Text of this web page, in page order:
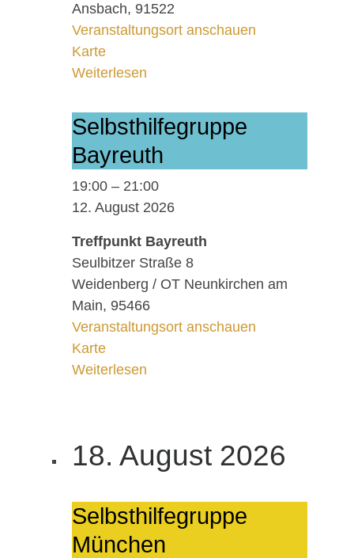
Ansbach, 91522
Veranstaltungsort anschauen
KarteKiss Ansbach
Weiterlesen
Selbst­hil­fe­grup­pe
Bay­reuth
19:00 – 21:00
12. August 2026
Treffpunkt Bayreuth
Seulbitzer Straße 8
Weidenberg / OT Neunkirchen am
Main, 95466
Veranstaltungsort anschauen
KarteTreffpunkt Bayreuth
Weiterlesen
18. August 2026
Selbst­hil­fe­grup­pe
Mün­chen